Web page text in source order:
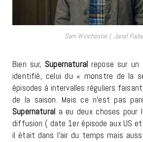
Sam Winchester ( Jared
Bien sur, Supernatural repose sur un
identifié, celui du « monstre de la
épisodes à intervalles réguliers
de la saison. Mais ce n’est pas
Supernatural a eu deux choses pour
diffusion ( date 1er épisode aux US
il était dans l’air du temps mais